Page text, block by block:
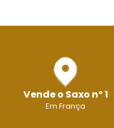
Vende o Saxo nº 1
Em França